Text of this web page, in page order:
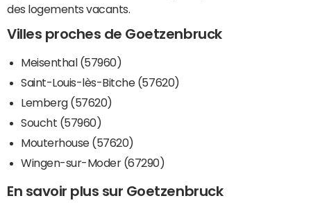
des logements vacants.
Villes proches de Goetzenbruck
Meisenthal (57960)
Saint-Louis-lès-Bitche (57620)
Lemberg (57620)
Soucht (57960)
Mouterhouse (57620)
Wingen-sur-Moder (67290)
En savoir plus sur Goetzenbruck